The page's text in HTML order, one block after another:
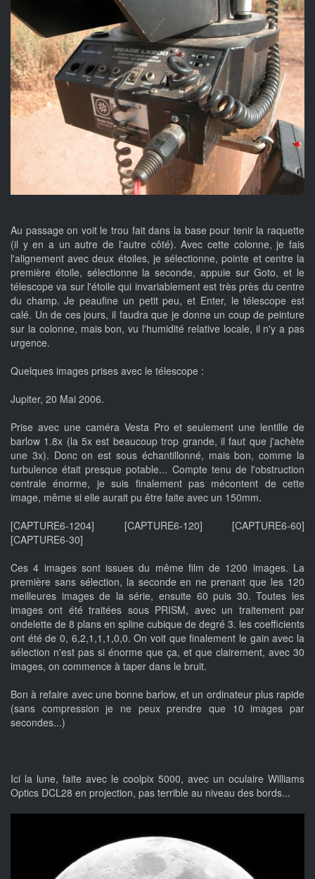
Au passage on voit le trou fait dans la base pour tenir la raquette
(il y en a un autre de l'autre côté). Avec cette colonne, je fais
l'alignement avec deux étoiles, je sélectionne, pointe et centre la
première étoile, sélectionne la seconde, appuie sur Goto, et le
télescope va sur l'étoile qui invariablement est très près du centre
du champ. Je peaufine un petit peu, et Enter, le télescope est
calé. Un de ces jours, il faudra que je donne un coup de peinture
sur la colonne, mais bon, vu l'humidité relative locale, il n'y a pas
urgence.
Quelques images prises avec le télescope :
Jupiter, 20 Mai 2006.
Prise avec une caméra Vesta Pro et seulement une lentille de
barlow 1.8x (la 5x est beaucoup trop grande, il faut que j'achète
une 3x). Donc on est sous échantillonné, mais bon, comme la
turbulence était presque potable... Compte tenu de l'obstruction
centrale énorme, je suis finalement pas mécontent de cette
image, même si elle aurait pu être faite avec un 150mm.
[CAPTURE6-1204] [CAPTURE6-120] [CAPTURE6-60]
[CAPTURE6-30]
Ces 4 images sont issues du même film de 1200 images. La
première sans sélection, la seconde en ne prenant que les 120
meilleures images de la série, ensuite 60 puis 30. Toutes les
images ont été traitées sous PRISM, avec un traitement par
ondelette de 8 plans en spline cubique de degré 3. les coefficients
ont été de 0, 6,2,1,1,1,0,0. On voit que finalement le gain avec la
sélection n'est pas si énorme que ça, et que clairement, avec 30
images, on commence à taper dans le bruit.
Bon à refaire avec une bonne barlow, et un ordinateur plus rapide
(sans compression je ne peux prendre que 10 images par
secondes...)
Ici la lune, faite avec le coolpix 5000, avec un oculaire Williams
Optics DCL28 en projection, pas terrible au niveau des bords...